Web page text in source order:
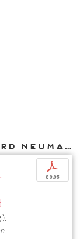
Weitere Texte von Gerhard Neumann bei DIAPHANES
p
€ 9,95